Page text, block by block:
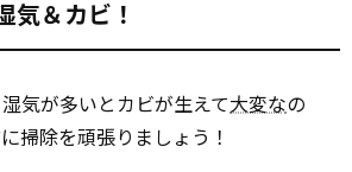
気＆カビ！
気が多いとカビが生えて大変なの
掃除を頑張りましょう！